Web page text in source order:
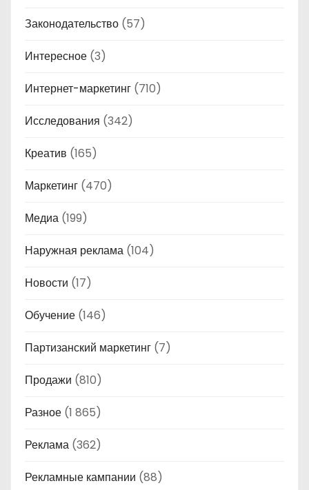
Законодательство (57)
Интересное (3)
Интернет-маркетинг (710)
Исследования (342)
Креатив (165)
Маркетинг (470)
Медиа (199)
Наружная реклама (104)
Новости (17)
Обучение (146)
Партизанский маркетинг (7)
Продажи (810)
Разное (1 865)
Реклама (362)
Рекламные кампании (88)